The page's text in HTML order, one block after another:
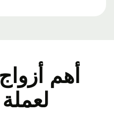
أهم
لعملة JPY